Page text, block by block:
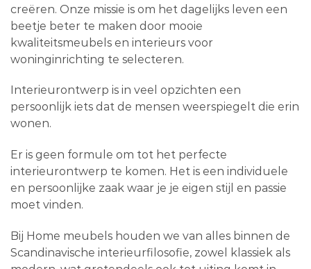
creëren. Onze missie is om het dagelijks leven een
beetje beter te maken door mooie
kwaliteitsmeubels en interieurs voor
woninginrichting te selecteren.
Interieurontwerp is in veel opzichten een
persoonlijk iets dat de mensen weerspiegelt die erin
wonen.
Er is geen formule om tot het perfecte
interieurontwerp te komen. Het is een individuele
en persoonlijke zaak waar je je eigen stijl en passie
moet vinden.
Bij Home meubels houden we van alles binnen de
Scandinavische interieurfilosofie, zowel klassiek als